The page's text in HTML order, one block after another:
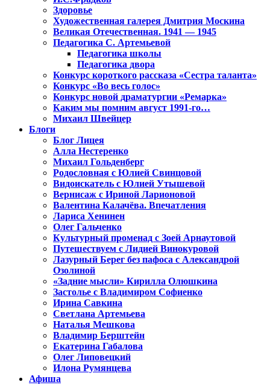
Здоровье
Художественная галерея Дмитрия Москина
Великая Отечественная. 1941 — 1945
Педагогика С. Артемьевой
Педагогика школы
Педагогика двора
Конкурс короткого рассказа «Сестра таланта»
Конкурс «Во весь голос»
Конкурс новой драматургии «Ремарка»
Каким мы помним август 1991-го…
Михаил Швейцер
Блоги
Блог Лицея
Алла Нестеренко
Михаил Гольденберг
Родословная с Юлией Свинцовой
Видоискатель с Юлией Утышевой
Вернисаж с Ириной Ларионовой
Валентина Калачёва. Впечатления
Лариса Хенинен
Олег Гальченко
Культурный променад с Зоей Арнаутовой
Путешествуем с Лидией Винокуровой
Лазурный Берег без пафоса с Александрой
Озолиной
«Задние мысли» Кирилла Олюшкина
Застолье с Владимиром Софиенко
Ирина Савкина
Светлана Артемьева
Наталья Мешкова
Владимир Берштейн
Екатерина Габалова
Олег Липовецкий
Илона Румянцева
Афиша